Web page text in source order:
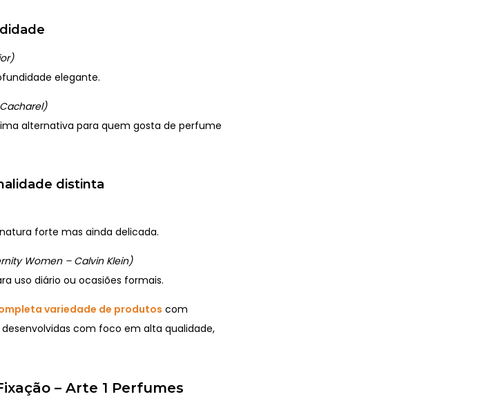
elegante.
alternativa para quem gosta de perfume
distinta
forte mas ainda delicada.
Women – Calvin Klein)
uso diário ou ocasiões formais.
variedade de produtos com
com foco em alta qualidade,
– Arte 1 Perfumes